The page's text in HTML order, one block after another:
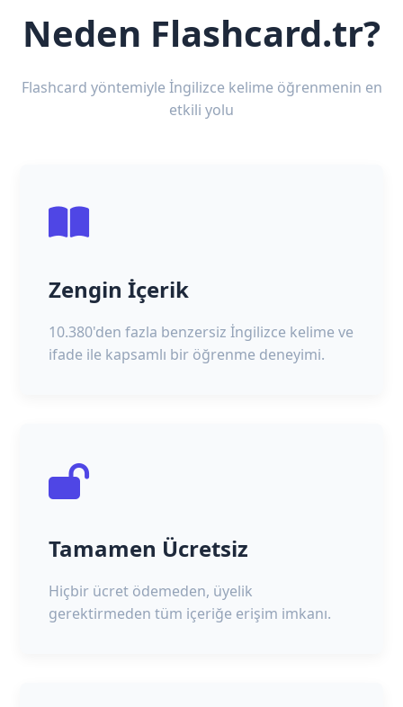
Neden Flashcard.tr?
Flashcard yöntemiyle İngilizce kelime öğrenmenin en
etkili yolu
Zengin İçerik
10.380'den fazla benzersiz İngilizce kelime ve
ifade ile kapsamlı bir öğrenme deneyimi.
Tamamen Ücretsiz
Hiçbir ücret ödemeden, üyelik
gerektirmeden tüm içeriğe erişim imkanı.